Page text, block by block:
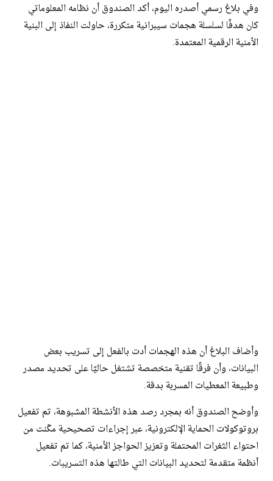
وفي بلاغ رسمي أصدره اليوم، أكد الصندوق أن نظامه المعلوماتي
كان هدفًا لسلسلة هجمات سيبرانية متكررة، حاولت النفاذ إلى البنية
الأمنية الرقمية المعتمدة.
وأضاف البلاغ أن هذه الهجمات أدت بالفعل إلى تسريب بعض
البيانات، وأن فرقًا تقنية متخصصة تشتغل حاليًا على تحديد مصدر
وطبيعة المعطيات المسربة بدقة.
وأوضح الصندوق أنه بمجرد رصد هذه الأنشطة المشبوهة، تم تفعيل
بروتوكولات الحماية الإلكترونية، عبر إجراءات تصحيحية مكّنت من
احتواء الثغرات المحتملة وتعزيز الحواجز الأمنية، كما تم تفعيل
أنظمة متقدمة لتحديد البيانات التي طالتها هذه التسريبات.